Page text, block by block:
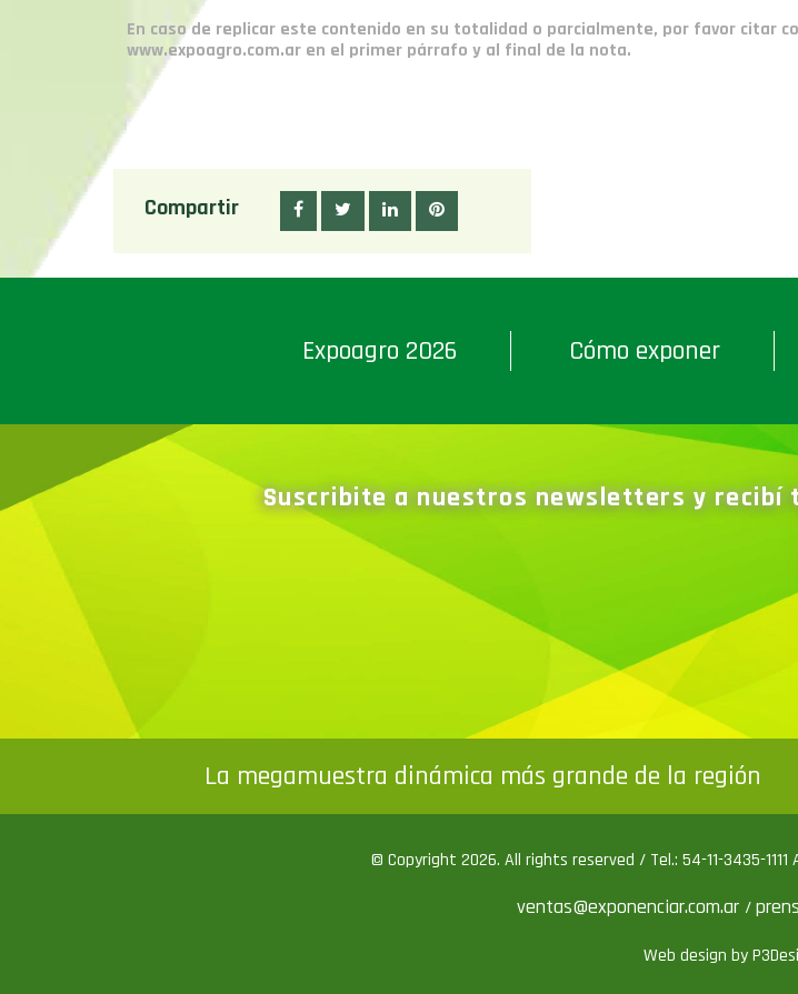
En caso de replicar este contenido en su totalidad o parcialmente, por favor citar
www.expoagro.com.ar en el primer párrafo y al final de la nota.
Compartir
Expoagro 2026 Cómo exponer
Suscribite a nuestros newsletters y recibí
La megamuestra dinámica más grande de la región
© Copyright 2026. All rights reserved / Tel.: 54-11-3435-1111
ventas@exponenciar.com.ar /
Web design by